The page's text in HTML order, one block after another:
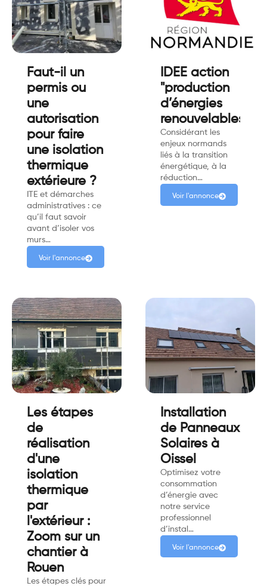
Faut-il un
permis ou
une
autorisation
pour faire
une isolation
thermique
extérieure ?
ITE et démarches
administratives : ce
qu’il faut savoir
avant d’isoler vos
murs…
Voir l'annonce
IDEE action
"production
d’énergies
renouvelables"
Considérant les
enjeux normands
liés à la transition
énergétique, à la
réduction…
Voir l'annonce
Les étapes
de
réalisation
d'une
isolation
thermique
par
l'extérieur :
Zoom sur un
chantier à
Rouen
Les étapes clés pour
Installation
de Panneaux
Solaires à
Oissel
Optimisez votre
consommation
d’énergie avec
notre service
professionnel
d’instal…
Voir l'annonce